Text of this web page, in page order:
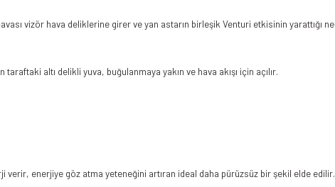
vizör hava deliklerine girer ve yan astarın birleşik Venturi etkisinin yarattığı
altı delikli yuva, buğulanmaya yakın ve hava akışı için açılır.
enerjiye göz atma yeteneğini artıran ideal daha pürüzsüz bir şekil elde